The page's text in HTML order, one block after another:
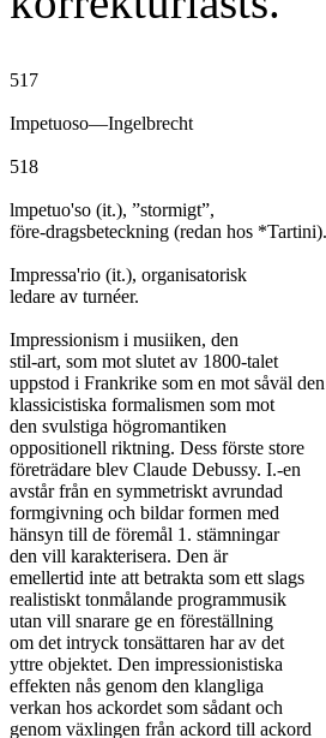
517
Impetuoso—Ingelbrecht
518
lmpetuo'so (it.), ”stormigt”,
före-dragsbeteckning (redan hos *Tartini).
Impressa'rio (it.), organisatorisk
ledare av turnéer.
Impressionism i musiiken, den
stil-art, som mot slutet av 1800-talet
uppstod i Frankrike som en mot såväl den
klassicistiska formalismen som mot
den svulstiga högromantiken
oppositionell riktning. Dess förste store
företrädare blev Claude Debussy. I.-en
avstår från en symmetriskt avrundad
formgivning och bildar formen med
hänsyn till de föremål 1. stämningar
den vill karakterisera. Den är
emellertid inte att betrakta som ett slags
realistiskt tonmålande programmusik
utan vill snarare ge en föreställning
om det intryck tonsättaren har av det
yttre objektet. Den impressionistiska
effekten nås genom den klangliga
verkan hos ackordet som sådant och
genom växlingen från ackord till ackord